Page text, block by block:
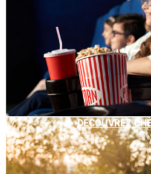
DÉCOUVREZ